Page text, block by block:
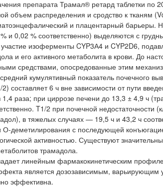
препарата Трамал® ретард таблетки по
объем распределения и сродство к тканям
и плацентарный барьеры.
и 0,02 % соответственно) выделяются с
изоферменты CYP3А4 и CYP2D6,
и его активного метаболита в крови. До
средствами, опосредованные этим
кумулятивный показатель почечного
составляет 6 ч вне зависимости от пути
раза; при циррозе печени до 13,3 ± 4,9 ч
T1/2 при почечной
в тяжелых случаях — 19,5 ч и 43,2 ч
О-деметилирования с последующей
активностью. Существуют
трамадола.
линейным фармакокинетическим
является дозозависимым,
эффективна.